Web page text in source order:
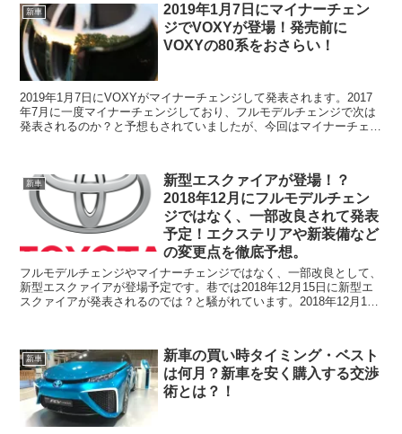
新車
2019年1月7日にマイナーチェン
ジでVOXYが登場！発売前に
VOXYの80系をおさらい！
2019年1月7日にVOXYがマイナーチェンジして発表されます。2017
年7月に一度マイナーチェンジしており、フルモデルチェンジで次は
発表されるのか？と予想もされていましたが、今回はマイナーチェン
していきます。
新車
新型エスクァイアが登場！？
2018年12月にフルモデルチェン
ジではなく、一部改良されて発表
予定！エクステリアや新装備など
の変更点を徹底予想。
フルモデルチェンジやマイナーチェンジではなく、一部改良として、
新型エスクァイアが登場予定です。巷では2018年12月15日に新型エ
スクァイアが発表されるのでは？と騒がれています。2018年12月15
うな点が変更されるのでしょうか？では、一部改良として発売される
新型エスクァイアの変更点について紹介していきます。
新車
新車の買い時タイミング・ベスト
は何月？新車を安く購入する交渉
術とは？！